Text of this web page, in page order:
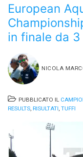
European
in finale da
NICOLA
PUBBLICATO IL
RESULTS, RISULTATI, TUFFI